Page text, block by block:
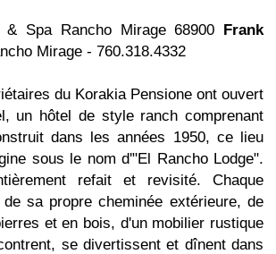
Spa Rancho Mirage 68900 Frank
Mirage - 760.318.4332
du Korakia Pensione ont ouvert
un hôtel de style ranch comprenant
dans les années 1950, ce lieu
sous le nom d'"El Rancho Lodge".
refait et revisité. Chaque
sa propre cheminée extérieure, de
et en bois, d'un mobilier rustique
se divertissent et dînent dans